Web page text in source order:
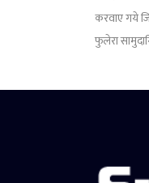
करवाए गये
फुलेरा